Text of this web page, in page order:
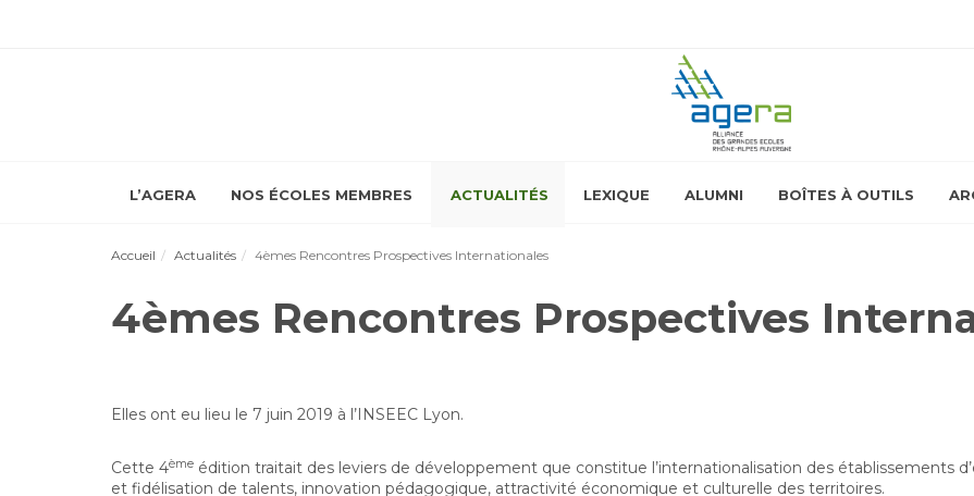
L’AGERA NOS ÉCOLES MEMBRES ACTUALITÉS LEXIQUE ALUMNI BOÎTES À OUTILS
Accueil Actualités 4èmes Rencontres Prospectives Internationales
4èmes Rencontres Prospectives
Elles ont eu lieu le 7 juin 2019 à l’INSEEC Lyon.
Cette 4ème édition traitait des leviers de développement que constitue l’internationalisation des établissements
et fidélisation de talents, innovation pédagogique, attractivité économique et culturelle des territoires.